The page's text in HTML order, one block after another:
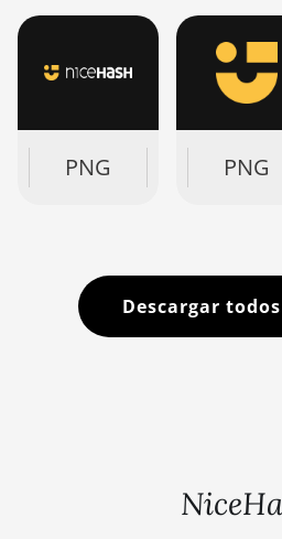
PNG PNG
Descargar